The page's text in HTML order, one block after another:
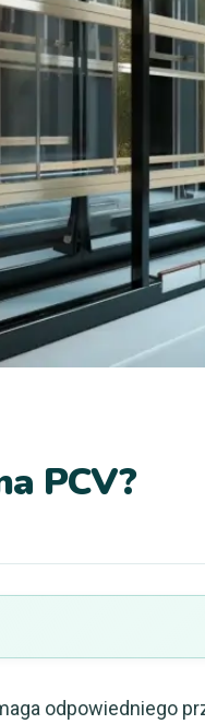
PCV?
odpowiedniego